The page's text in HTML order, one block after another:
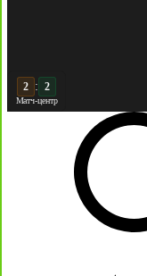
3 :
Матч-центр